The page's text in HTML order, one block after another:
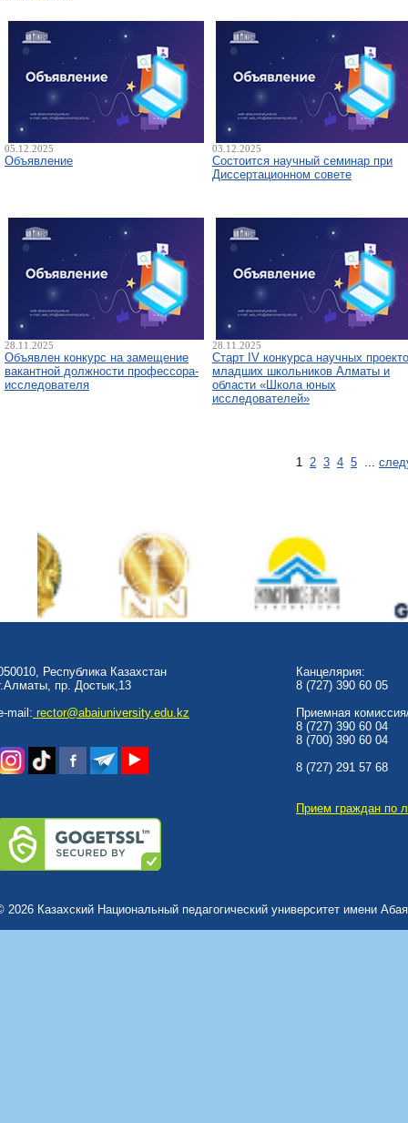
05.12.2025
Объявление
03.12.2025
Состоится научный семинар при
Диссертационном совете
28.11.2025
Объявлен конкурс на замещение
вакантной должности профессора-
исследователя
28.11.2025
Старт IV конкурса научных
младших школьников Алматы и
области «Школа юных
исследователей»
1 2 3 4 5 ...
Республика Казахстан
пр. Достык,13
mail: rector@abaiuniversity.edu.kz
Канцелярия:
8 (727) 390 60 05
Приемная
8 (727) 390 60 04
8 (700) 390 60 04
8 (727) 291 57 68
Прием граждан по
2026 Казахский Национальный педагогический университет имени Абая